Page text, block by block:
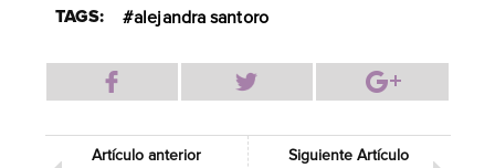
TAGS: alejandra santoro
Artículo anterior Siguiente Artículo